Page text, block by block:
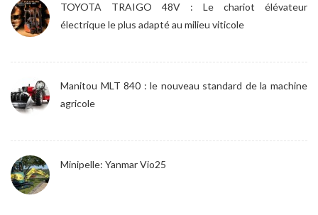
TOYOTA TRAIGO 48V : Le chariot élévateur
électrique le plus adapté au milieu viticole
Manitou MLT 840 : le nouveau standard de la machine
agricole
Minipelle: Yanmar Vio25